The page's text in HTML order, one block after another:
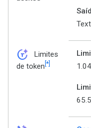
token_auto
Limites
de token [*]